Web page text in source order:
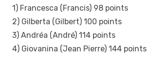
1) Francesca (Francis) 98 points
2) Gilberta (Gilbert) 100 points
3) Andréa (André) 114 points
4) Giovanina (Jean Pierre) 144 points